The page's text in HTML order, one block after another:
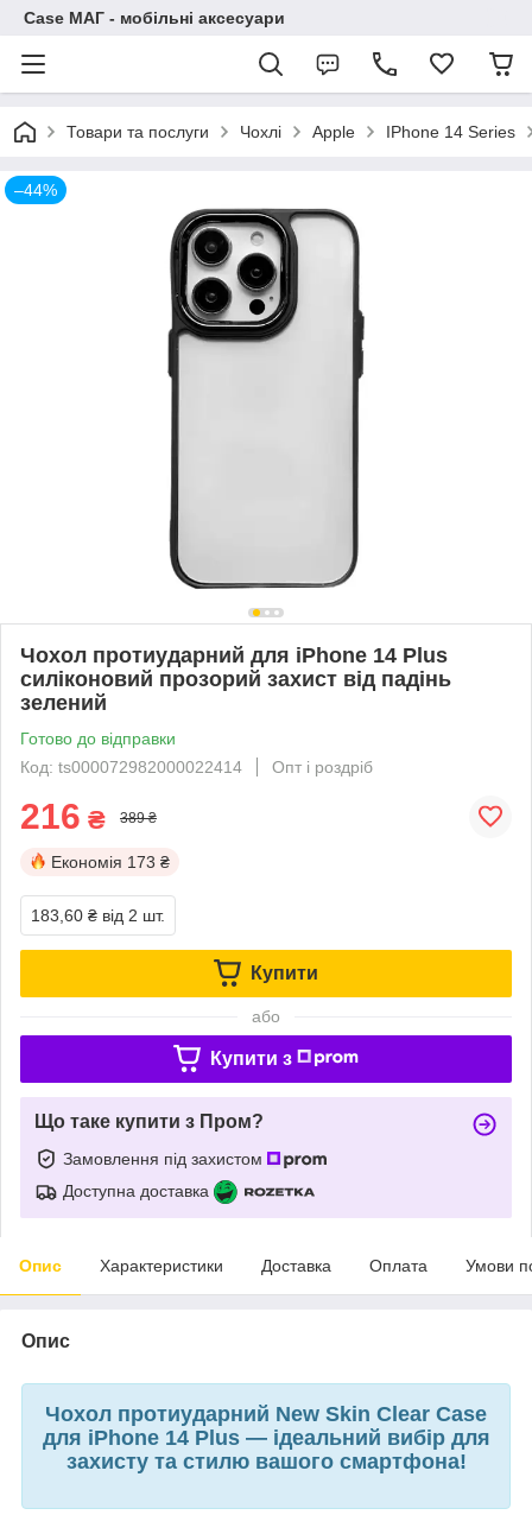
Case МАГ - мобільні аксесуари
Товари та послуги Чохлі Apple IPhone 14 Series
–44%
Чохол протиударний для iPhone 14 Plus
силіконовий прозорий захист від падінь
зелений
Готово до відправки
Код: ts000072982000022414
Опт і роздріб
216 ₴ 389 ₴
Економія 173 ₴
183,60 ₴ від 2 шт.
Купити
або
Купити з
Що таке купити з Пром?
Замовлення під захистом
Доступна доставка
Опис Характеристики Доставка Оплата Умови
Опис
Чохол протиударний New Skin Clear Case
для iPhone 14 Plus — ідеальний вибір для
захисту та стилю вашого смартфона!